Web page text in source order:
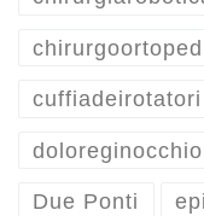
cuffiadeirotatori
doloreginocchio
Due Ponti